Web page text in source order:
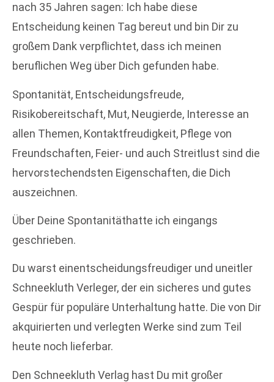
nach 35 Jahren sagen: Ich habe diese
Entscheidung keinen Tag bereut und bin Dir zu
großem Dank verpflichtet, dass ich meinen
beruflichen Weg über Dich gefunden habe.
Spontanität, Entscheidungsfreude,
Risikobereitschaft, Mut, Neugierde, Interesse an
allen Themen, Kontaktfreudigkeit, Pflege von
Freundschaften, Feier- und auch Streitlust sind die
hervorstechendsten Eigenschaften, die Dich
auszeichnen.
Über Deine Spontanitäthatte ich eingangs
geschrieben.
Du warst einentscheidungsfreudiger und uneitler
Schneekluth Verleger, der ein sicheres und gutes
Gespür für populäre Unterhaltung hatte. Die von Dir
akquirierten und verlegten Werke sind zum Teil
heute noch lieferbar.
Den Schneekluth Verlag hast Du mit großer